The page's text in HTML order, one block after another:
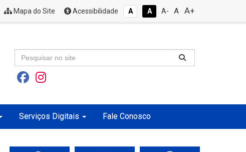
Mapa do Site Acessibilidade A A A- A A+
Serviços Digitais Fale Conosco